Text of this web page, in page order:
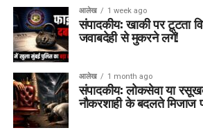
आलेख 1 week ago
संपादकीय: खाकी पर टूटता
जवाबदेही से मुकरने लगें!
आलेख 1 month ago
संपादकीय: लोकसेवा या
नौकरशाही के बदलते मिजाज